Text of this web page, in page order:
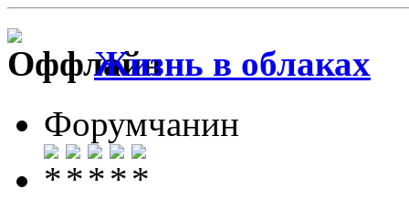
Жизнь в облаках
Форумчанин